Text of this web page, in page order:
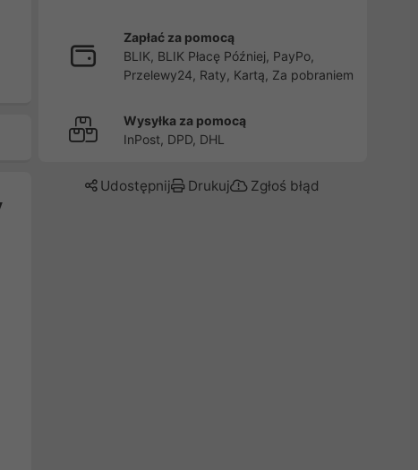
Zapłać za pomocą
BLIK, BLIK Płacę Później, PayPo,
Przelewy24, Raty, Kartą, Za pobraniem
Wysyłka za pomocą
InPost, DPD, DHL
Udostępnij Drukuj Zgłoś błąd